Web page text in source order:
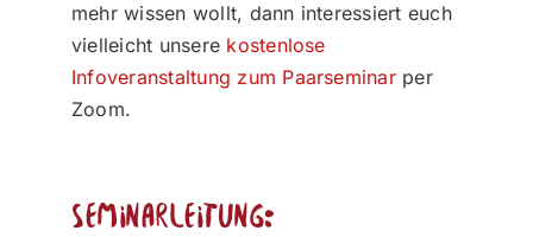
mehr wissen wollt, dann interessiert euch
vielleicht unsere kostenlose
Infoveranstaltung zum Paarseminarper
Zoom.
Seminarleitung: